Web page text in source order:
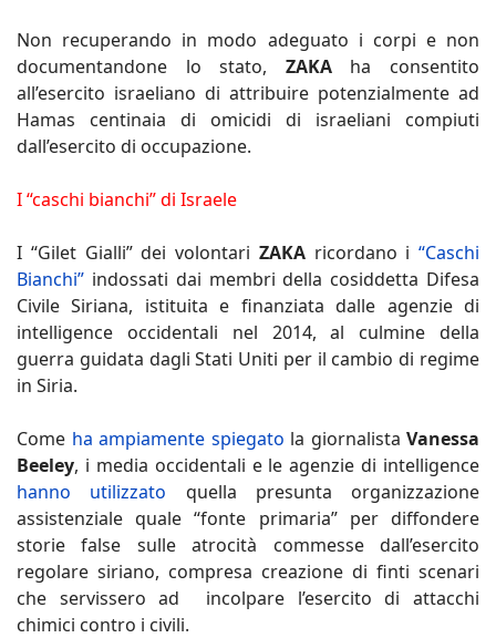
Non recuperando in modo adeguato i corpi e non
documentandone lo stato, ZAKAha consentito
all’esercito israeliano di attribuire potenzialmente ad
Hamas centinaia di omicidi di israeliani compiuti
dall’esercito di occupazione.
I “caschi bianchi” di Israele
I “Gilet Gialli” dei volontari ZAKA ricordano i “Caschi
Bianchi” indossati dai membri della cosiddetta Difesa
Civile Siriana, istituita e finanziata dalle agenzie di
intelligence occidentali nel 2014, al culmine della
guerra guidata dagli Stati Uniti per il cambio di regime
in Siria.
Come ha ampiamente spiegato la giornalista Vanessa
Beeley, i media occidentali e le agenzie di intelligence
hanno utilizzato quella presunta organizzazione
assistenziale quale “fonte primaria” per diffondere
storie false sulle atrocità commesse dall’esercito
regolare siriano, compresa creazione di finti scenari
che servissero ad incolpare l’esercito di attacchi
chimici contro i civili.